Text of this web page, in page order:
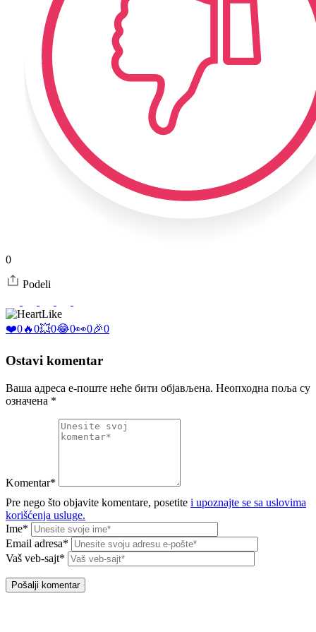
0
Podeli
Like
❤️0🔥0💥0😂0👀0🎉0
Ostavi komentar
Ваша адреса е-поште неће бити објављена. Неопходна поља су
означена *
Komentar*
Pre nego što objavite komentare, posetite i upoznajte se sa uslovima
korišćenja usluge.
Ime*
Email adresa*
Vaš veb-sajt*